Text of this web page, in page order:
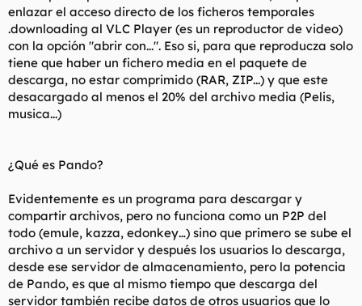
enlazar el acceso directo de los ficheros temporales
.downloading al VLC Player (es un reproductor de video)
con la opción "abrir con...". Eso si, para que reproducza solo
tiene que haber un fichero media en el paquete de
descarga, no estar comprimido (RAR, ZIP...) y que este
desacargado al menos el 20% del archivo media (Pelis,
musica...)
¿Qué es Pando?
Evidentemente es un programa para descargar y
compartir archivos, pero no funciona como un P2P del
todo (emule, kazza, edonkey…) sino que primero se sube el
archivo a un servidor y después los usuarios lo descarga,
desde ese servidor de almacenamiento, pero la potencia
de Pando, es que al mismo tiempo que descarga del
servidor también recibe datos de otros usuarios que lo